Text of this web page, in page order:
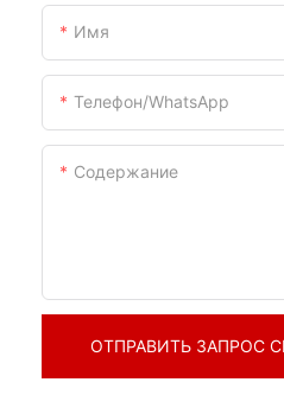
Имя
Телефон/WhatsApp
Содержание
ОТПРАВИТЬ ЗАПРОС